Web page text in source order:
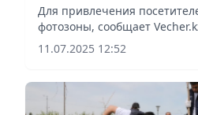
Для привлечения
фотозоны, сообщает
11.07.2025 12:52